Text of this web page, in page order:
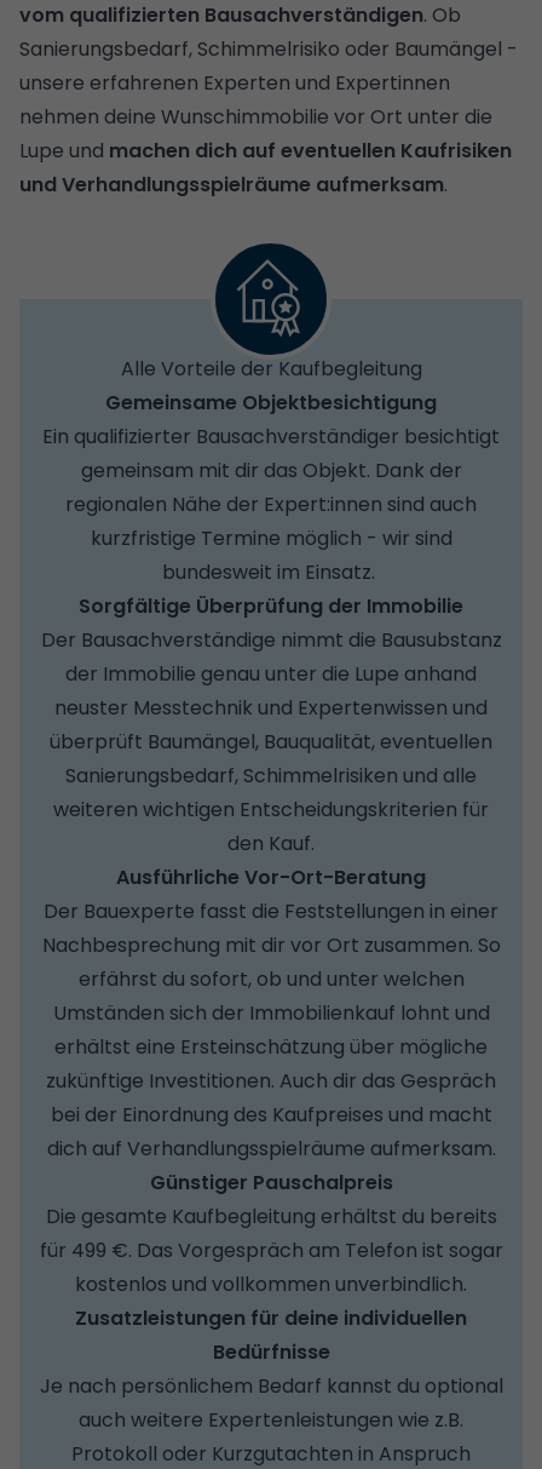
vom qualifizierten Bausachverständigen. Ob
Sanierungsbedarf, Schimmelrisiko oder Baumängel -
unsere erfahrenen Experten und Expertinnen
nehmen deine Wunschimmobilie vor Ort unter die
Lupe und machen dich auf eventuellen Kaufrisiken
und Verhandlungsspielräume aufmerksam.
Alle Vorteile der Kaufbegleitung
Gemeinsame Objektbesichtigung
Ein qualifizierter Bausachverständiger besichtigt
gemeinsam mit dir das Objekt. Dank der
regionalen Nähe der Expert:innen sind auch
kurzfristige Termine möglich - wir sind
bundesweit im Einsatz.
Sorgfältige Überprüfung der Immobilie
Der Bausachverständige nimmt die Bausubstanz
der Immobilie genau unter die Lupe anhand
neuster Messtechnik und Expertenwissen und
überprüft Baumängel, Bauqualität, eventuellen
Sanierungsbedarf, Schimmelrisiken und alle
weiteren wichtigen Entscheidungskriterien für
den Kauf.
Ausführliche Vor-Ort-Beratung
Der Bauexperte fasst die Feststellungen in einer
Nachbesprechung mit dir vor Ort zusammen. So
erfährst du sofort, ob und unter welchen
Umständen sich der Immobilienkauf lohnt und
erhältst eine Ersteinschätzung über mögliche
zukünftige Investitionen. Auch dir das Gespräch
bei der Einordnung des Kaufpreises und macht
dich auf Verhandlungsspielräume aufmerksam.
Günstiger Pauschalpreis
Die gesamte Kaufbegleitung erhältst du bereits
für 499 €. Das Vorgespräch am Telefon ist sogar
kostenlos und vollkommen unverbindlich.
Zusatzleistungen für deine individuellen
Bedürfnisse
Je nach persönlichem Bedarf kannst du optional
auch weitere Expertenleistungen wie z.B.
Protokoll oder Kurzgutachten in Anspruch